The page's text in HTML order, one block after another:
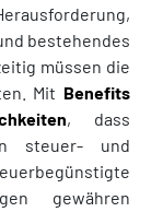
bestehendes
müssen die
Mit Benefits
, dass
steuer- und
gewähren